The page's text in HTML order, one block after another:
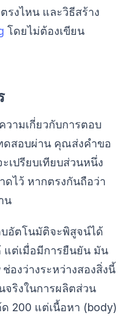
รงไหน และวิธีสร้าง
โดยไม่ต้องเขียน
ามเกี่ยวกับการตอบ
ดสอบผ่าน คุณส่งคำขอ
เปรียบเทียบส่วนหนึ่ง
ไว้ หากตรงกันถือว่า
น
อัตโนมัติจะพิสูจน์ได้
แต่เมื่อมีการยืนยัน มัน
ช่องว่างระหว่างสองสิ่งนี้
ริงในการผลิตส่วน
200 แต่เนื้อหา (body)